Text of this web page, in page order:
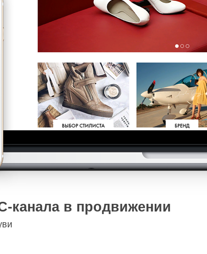
канала в продвижении